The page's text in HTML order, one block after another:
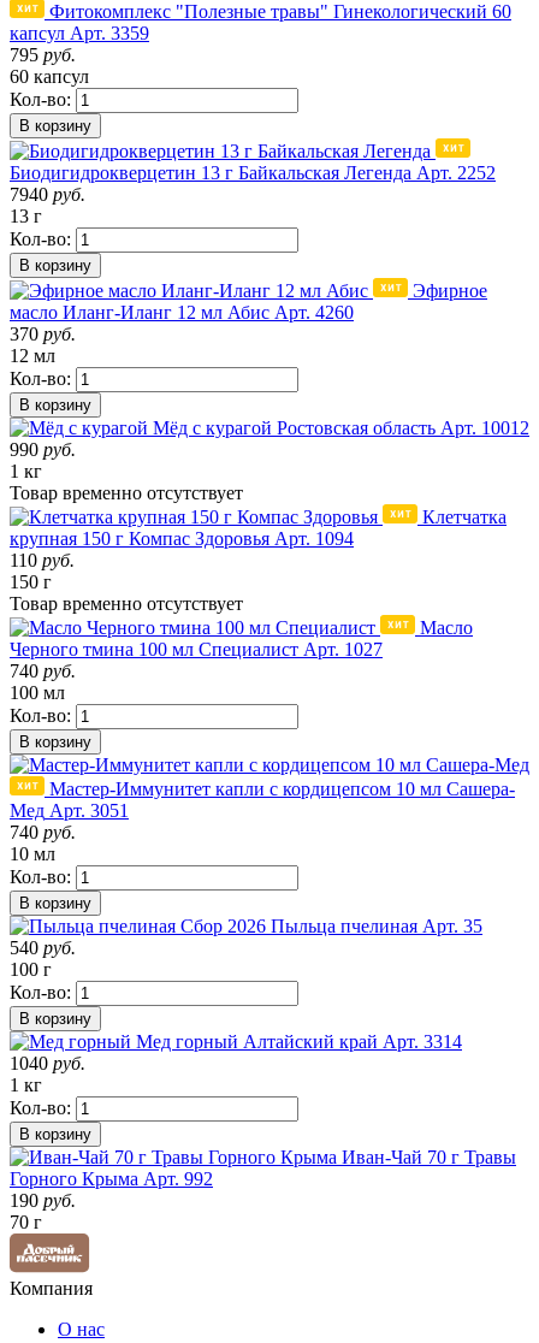
Фитокомплекс "Полезные травы" Гинекологический 60
капсул Арт. 3359
795 руб.
60 капсул
Кол-во:
В корзину
Биодигидрокверцетин 13 г Байкальская Легенда Арт. 2252
7940 руб.
13 г
Кол-во:
В корзину
Эфирное
масло Иланг-Иланг 12 мл Абис Арт. 4260
370 руб.
12 мл
Кол-во:
В корзину
Мёд с курагой Ростовская область Арт. 10012
990 руб.
1 кг
Товар временно отсутствует
Клетчатка
крупная 150 г Компас Здоровья Арт. 1094
110 руб.
150 г
Товар временно отсутствует
Масло
Черного тмина 100 мл Специалист Арт. 1027
740 руб.
100 мл
Кол-во:
В корзину
Мастер-Иммунитет капли с кордицепсом 10 мл Сашера-
Мед Арт. 3051
740 руб.
10 мл
Кол-во:
В корзину
Сбор 2026 Пыльца пчелиная Арт. 35
540 руб.
100 г
Кол-во:
В корзину
Мед горный Алтайский край Арт. 3314
1040 руб.
1 кг
Кол-во:
В корзину
Иван-Чай 70 г Травы
Горного Крыма Арт. 992
190 руб.
70 г
Компания
О нас